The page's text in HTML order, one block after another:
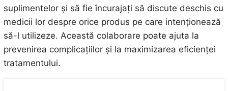
suplimentelor și să fie încurajați să discute deschis cu
medicii lor despre orice produs pe care intenționează
să-l utilizeze. Această colaborare poate ajuta la
prevenirea complicațiilor și la maximizarea eficienței
tratamentului.